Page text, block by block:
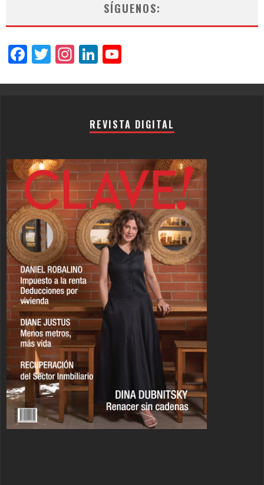
SÍGUENOS:
Facebook
Twitter
Instagram
LinkedIn
REVISTA DIGITAL